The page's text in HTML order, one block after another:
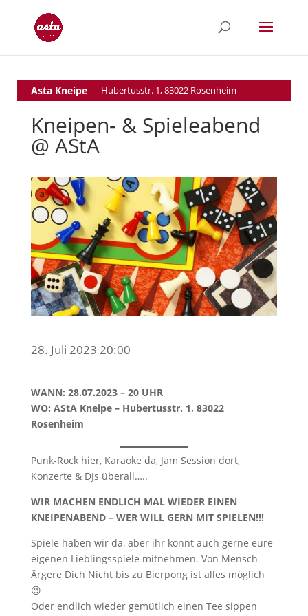
Asta Kneipe Hubertusstr. 1, 83022 Rosenheim
Kneipen- & Spieleabend
@ AStA
28. Juli 2023 20:00
WANN: 28.07.2023 – 20 UHR
WO: AStA Kneipe – Hubertusstr. 1, 83022
Rosenheim
Punk-Rock hier, Karaoke da, Jam Session dort,
Konzerte & DJs überall…..
WIR MACHEN ENDLICH MAL WIEDER EINEN
KNEIPENABEND – WER WILL GERN MIT SPIELEN!!!
Spiele haben wir da, aber ihr könnt auch gerne eure
eigenen Lieblingsspiele mitnehmen. Von Mensch
Ärgere Dich Nicht bis zu Bierpong ist alles möglich
😉
Oder endlich wieder gemütlich einen Tee sippen